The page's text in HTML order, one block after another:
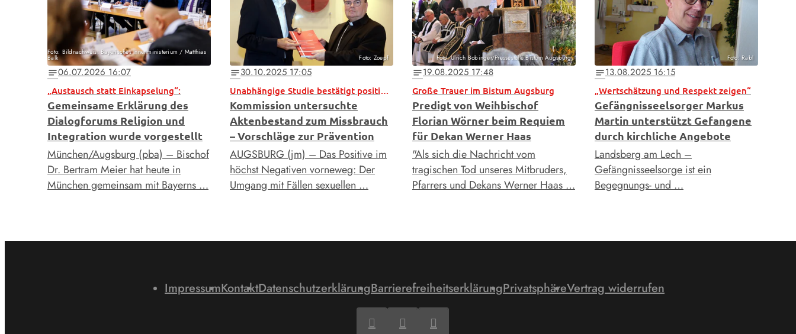
Foto: Bildnachweis: Bayerisches Innenministerium / Matthias
Balk
notes06.07.2026 16:07
„Austausch statt Einkapselung“:
Gemeinsame Erklärung des
Dialogforums Religion und
Integration wurde vorgestellt
München/Augsburg (pba) – Bischof
Dr. Bertram Meier hat heute in
München gemeinsam mit Bayerns …
Foto: Zoepf
notes30.10.2025 17:05
Unabhängige Studie bestätigt positive Entwicklung
Kommission untersuchte
Aktenbestand zum Missbrauch
– Vorschläge zur Prävention
AUGSBURG (jm) – Das Positive im
höchst Negativen vorneweg: Der
Umgang mit Fällen sexuellen …
Foto: Ulrich Bobinger/Pressestelle Bistum Augsburg
notes19.08.2025 17:48
Große Trauer im Bistum Augsburg
Predigt von Weihbischof
Florian Wörner beim Requiem
für Dekan Werner Haas
"Als sich die Nachricht vom
tragischen Tod unseres Mitbruders,
Pfarrers und Dekans Werner Haas …
Foto: Rabl
notes13.08.2025 16:15
„Wertschätzung und Respekt zeigen“
Gefängnisseelsorger Markus
Martin unterstützt Gefangene
durch kirchliche Angebote
Landsberg am Lech –
Gefängnisseelsorge ist ein
Begegnungs- und …
ImpressumKontaktDatenschutzerklärungBarrierefreiheitserklärungPrivatsphäreVertrag widerrufen